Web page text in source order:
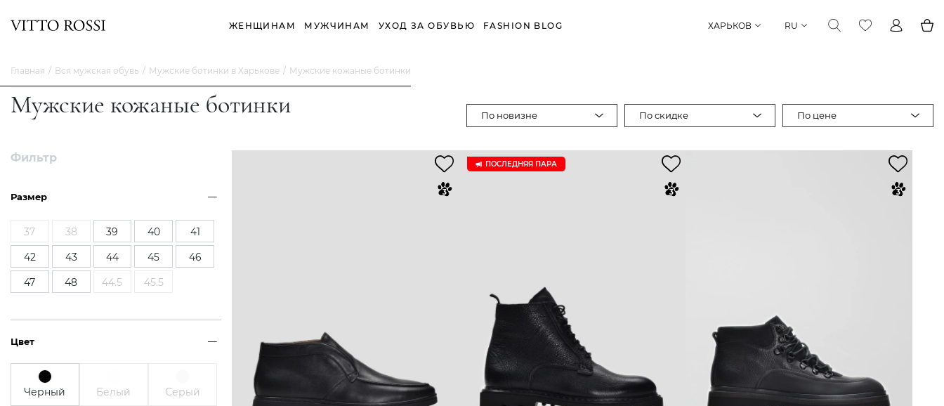
ЖЕНЩИНАМ МУЖЧИНАМ УХОД ЗА ОБУВЬЮ FASHION BLOG ХАРЬКОВ RU
Главная Вся мужская обувь Мужские ботинки в Харькове Мужские кожаные ботинки
Мужские кожаные ботинки По новизне По скидке По цене
Фильтр
Размер
37 38 39 40
41
42
43 44 45
46
47
48 44.5 45.5
Цвет
Черный Белый Серый
ПОСЛЕДНЯЯ ПАРА